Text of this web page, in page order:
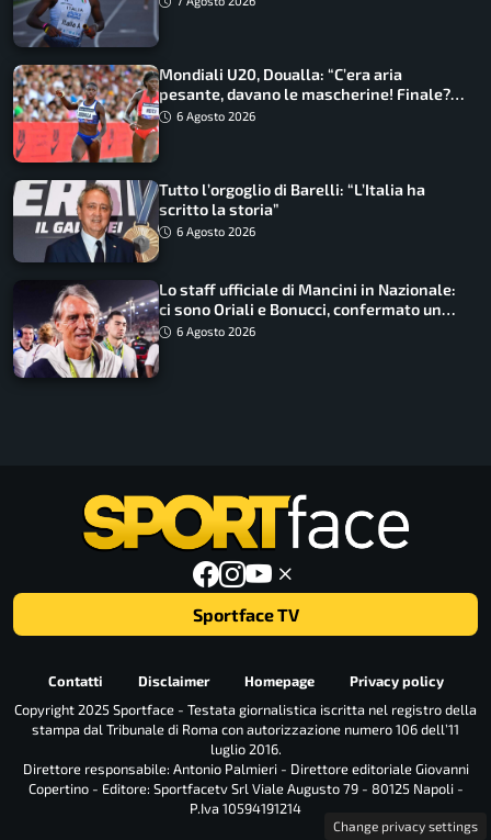
Mondiali U20, Doualla: “C’era aria
pesante, davano le mascherine! Finale?
Non ho nulla da perdere”
6 Agosto 2026
Tutto l’orgoglio di Barelli: “L’Italia ha
scritto la storia”
6 Agosto 2026
Lo staff ufficiale di Mancini in Nazionale:
ci sono Oriali e Bonucci, confermato un
ritorno
6 Agosto 2026
Sportface TV
Contatti Disclaimer Homepage
Privacy policy
Copyright 2025 Sportface - Testata giornalistica iscritta nel registro della
stampa dal Tribunale di Roma con autorizzazione numero 106 dell’11
luglio 2016.
Direttore responsabile: Antonio Palmieri - Direttore editoriale Giovanni
Copertino - Editore: Sportfacetv Srl Viale Augusto 79 - 80125 Napoli -
P.Iva 10594191214
Change privacy settings